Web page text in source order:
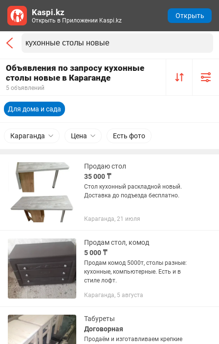
Объявления по запросу кухонные
столы новые в Караганде
5 объявлений
Для дома и сада
Караганда Цена Есть фото
Продаю стол
35 000 ₸
Стол кухонный раскладной новый.
Доставка до подъезда бесплатно.
Караганда, 21 июля
Продам стол, комод
5 000 ₸
Продам комод 5000т, столы разные:
кухонные, компьютерные. Есть и в
стиле лофт.
Караганда, 5 августа
Табуреты
Договорная
Продаём и изготавливаем крепкие
Kaspi.kz
Открыть в Приложении Kaspi.kz
Открыть